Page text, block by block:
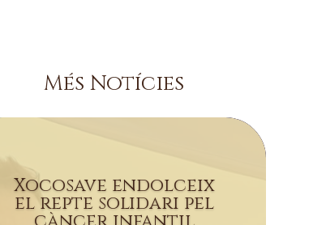
Més Notícies
Xocosave endolceix
el repte solidari pel